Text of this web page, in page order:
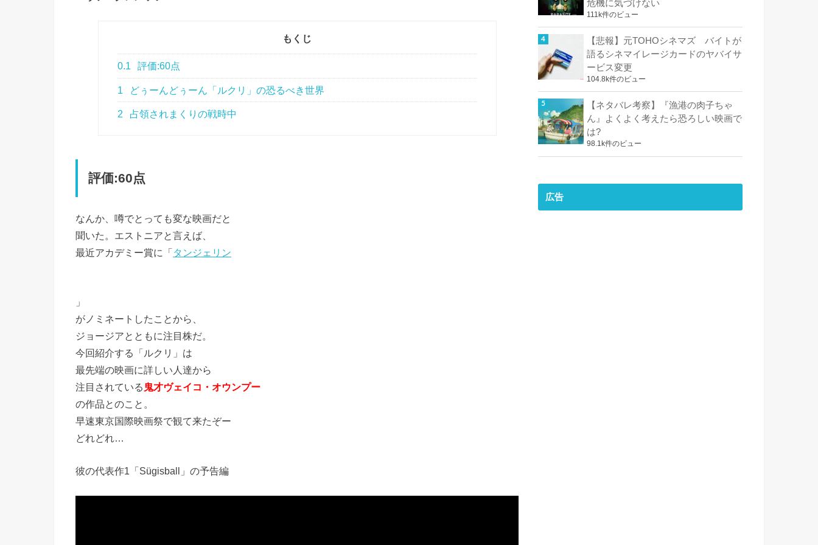
もくじ
0.1 評価:60点
1 どぅーんどぅーん「ルクリ」の恐るべき世界
2 占領されまくりの戦時中
評価:60点
なんか、噂でとっても変な映画だと
聞いた。エストニアと言えば、
最近アカデミー賞に「タンジェリン
」
がノミネートしたことから、
ジョージアとともに注目株だ。
今回紹介する「ルクリ」は
最先端の映画に詳しい人達から
注目されている 鬼才ヴェイコ・オウンプー
の作品とのこと。
早速東京国際映画祭で観て来たぞー
どれどれ…
彼の代表作1「Sügisball」の予告編
危機に気づけない
111k件のビュー
【悲報】元TOHOシネマズ バイトが
語るシネマイレージカードのヤバイサ
ービス変更
104.8k件のビュー
【ネタバレ考察】『漁港の肉子ちゃ
ん』よくよく考えたら恐ろしい映画で
は?
98.1k件のビュー
広告